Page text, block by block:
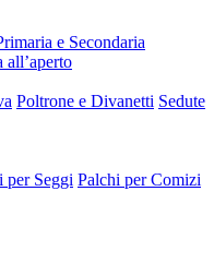
e Secondaria
all’aperto
Poltrone e Divanetti Sedute
per Seggi Palchi per Comizi